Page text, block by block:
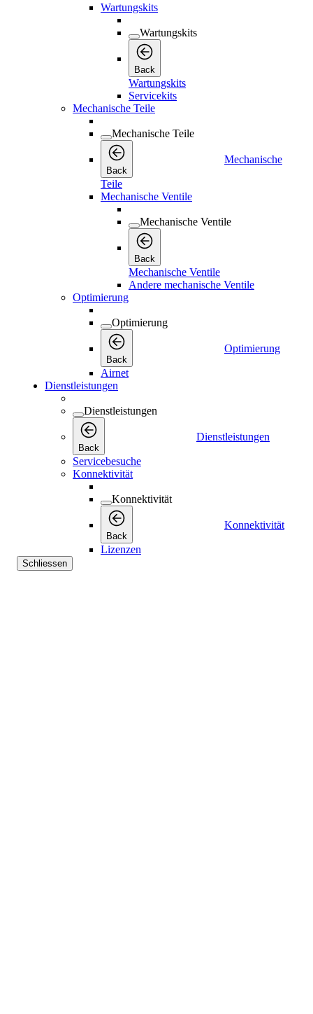
Wartungskits
Wartungskits
Back
Wartungskits
Servicekits
Mechanische Teile
Mechanische Teile
Back
Mechanische
Teile
Mechanische Ventile
Mechanische Ventile
Back
Mechanische Ventile
Andere mechanische Ventile
Optimierung
Optimierung
Back
Optimierung
Airnet
Dienstleistungen
Dienstleistungen
Back
Dienstleistungen
Servicebesuche
Konnektivität
Konnektivität
Back
Konnektivität
Lizenzen
Schliessen